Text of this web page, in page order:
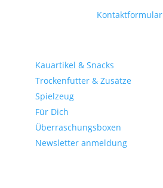
Kontaktformular.
Kauartikel & Snacks
Trockenfutter & Zusätze
Spielzeug
Für Dich
Überraschungsboxen
Newsletter anmeldung